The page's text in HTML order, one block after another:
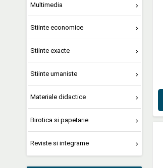
Multimedia
Stiinte economice
Stiinte exacte
Stiinte umaniste
Materiale didactice
Birotica si papetarie
Reviste si integrame